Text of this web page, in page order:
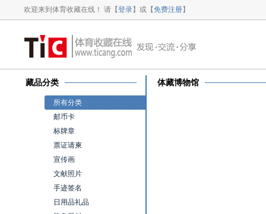
欢迎来到体育收藏在线！ 请【登录】或【免费注册】
藏品分类
所有分类
邮币卡
标牌章
票证请柬
宣传画
文献照片
手迹签名
日用品礼品
体藏博物馆